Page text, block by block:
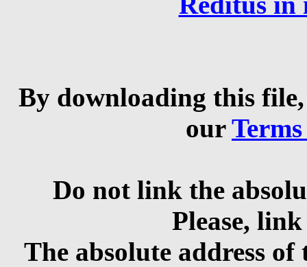
By downloading this
our
Do not link the
Please,
The absolute address